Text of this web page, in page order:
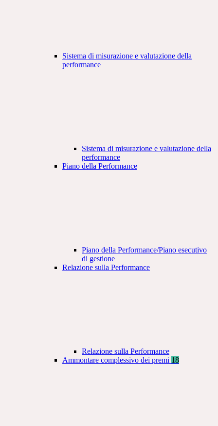
Sistema di misurazione e valutazione della
performance
Sistema di misurazione e valutazione della
performance
Piano della Performance
Piano della Performance/Piano esecutivo
di gestione
Relazione sulla Performance
Relazione sulla Performance
Ammontare complessivo dei premi 18